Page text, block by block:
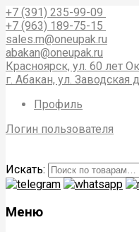
+7 (391) 235-99-09
+7 (963) 189-75-15
sales.m@oneupak.ru
abakan@oneupak.ru
Красноярск, ул. 60 лет
г. Абакан, ул. Заводская
Профиль
Логин пользователя
Искать:
Меню